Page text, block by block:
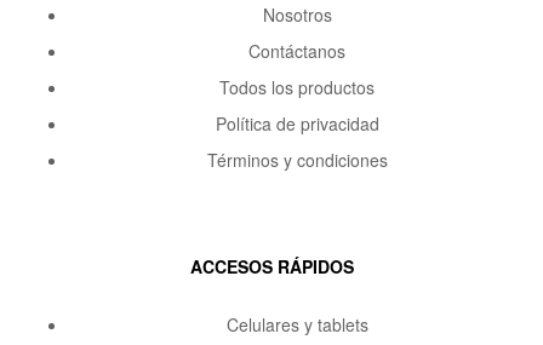
Nosotros
Contáctanos
Todos los productos
Política de privacidad
Términos y condiciones
ACCESOS RÁPIDOS
Celulares y tablets